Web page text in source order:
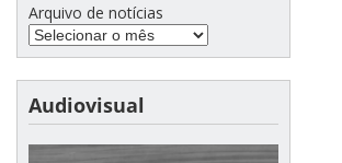
Arquivo de notícias
Audiovisual